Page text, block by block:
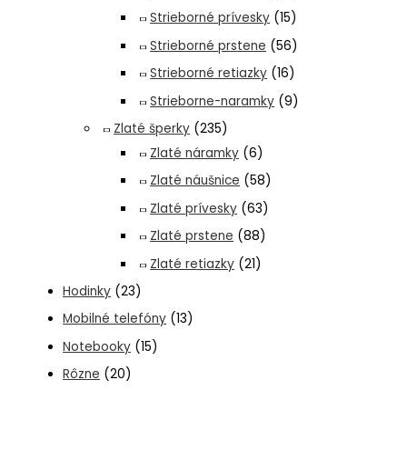
Strieborné prívesky (15)
Strieborné prstene (56)
Strieborné retiazky (16)
Strieborne-naramky (9)
Zlaté šperky (235)
Zlaté náramky (6)
Zlaté náušnice (58)
Zlaté prívesky (63)
Zlaté prstene (88)
Zlaté retiazky (21)
Hodinky (23)
Mobilné telefóny (13)
Notebooky (15)
Rôzne (20)